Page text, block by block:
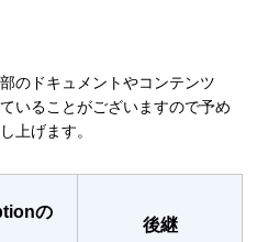
のドキュメントやコンテンツ
いることがございますので予め
上げます。
の
後継